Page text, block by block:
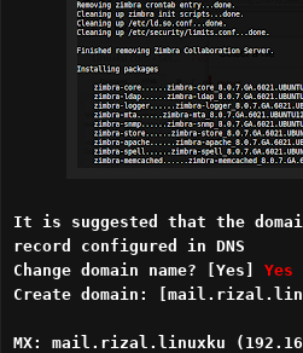
It is suggested that the domain
record configured in DNS
Change domain name? [Yes] Yes
Create domain:
MX: mail.rizal.linuxku